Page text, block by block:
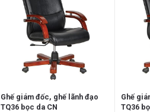
Ghế giám đốc, ghế lãnh đạo
TQ36 bọc da CN
Ghế
TQ36